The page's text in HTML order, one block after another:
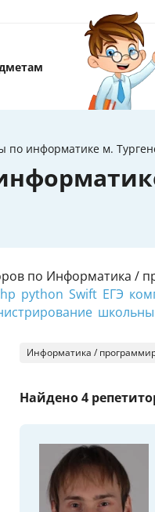
по информатике м.
по Информатика /
python Swift ЕГЭ
Информатика /
Найдено4